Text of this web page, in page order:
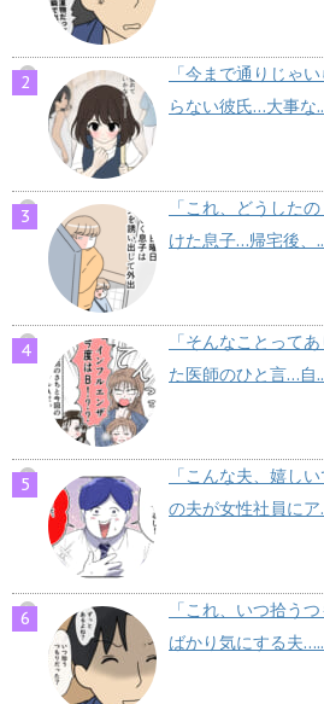
「今まで通りじゃ
らない彼氏…大事な
「これ、どうした
けた息子…帰宅後、
「そんなことって
た医師のひと言…自
「こんな夫、嬉し
の夫が女性社員にア
「これ、いつ拾う
ばかり気にする夫